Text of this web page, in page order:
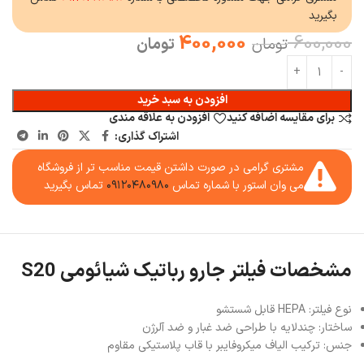
بگیرید
600,000 تومان 400,000 تومان
افزودن به سبد خرید
برای مقایسه اضافه کنید
افزودن به علاقه مندی
اشتراک گذاری:
مشتری گرامی در صورت داشتن قیمت مناسب تر از فروشگاه
می وان استور با شماره تماس ۰۹۱۲۰۴۸۰۹۸۰ تماس بگیرید
مشخصات فیلتر جارو رباتیک شیائومی S20
نوع فیلتر: HEPA قابل شستشو
ساختار: چندلایه با طراحی ضد غبار و ضد آلرژن
جنس: ترکیب الیاف میکروفایبر با قاب پلاستیکی مقاوم